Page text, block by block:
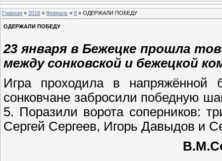
Главная » 2016 » Февраль » 8 » ОДЕРЖАЛИ ПОБЕДУ
ОДЕРЖАЛИ ПОБЕДУ
23 января в Бежецке прошла
между сонковской и бежецкой
Игра проходила в напряжённой
сонковчане забросили победную
5. Поразили ворота соперников:
Сергей Сергеев, Игорь Давыдов и